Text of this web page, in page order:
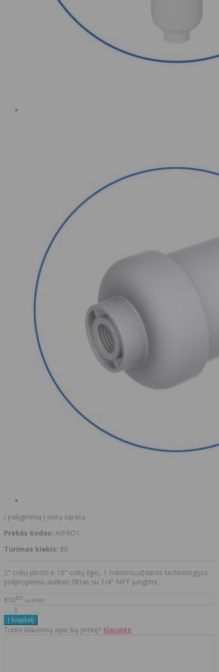
Į palyginimą Į norų sąrašą
Prekės kodas: AIPRO1
Turimas kiekis: 86
2" colių pločio ir 10" colių ilgio, 1 mikrono,uždaros technologijos
polipropileno audinio filtras su 1/4" NPT jungtimi.
€1080 su PVM
Turite klausimų apie šią prekę? Klauskite